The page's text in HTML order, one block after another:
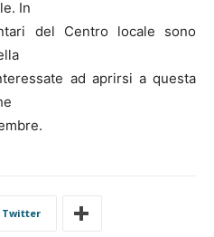
In
del Centro locale sono
ad aprirsi a questa
Twitter